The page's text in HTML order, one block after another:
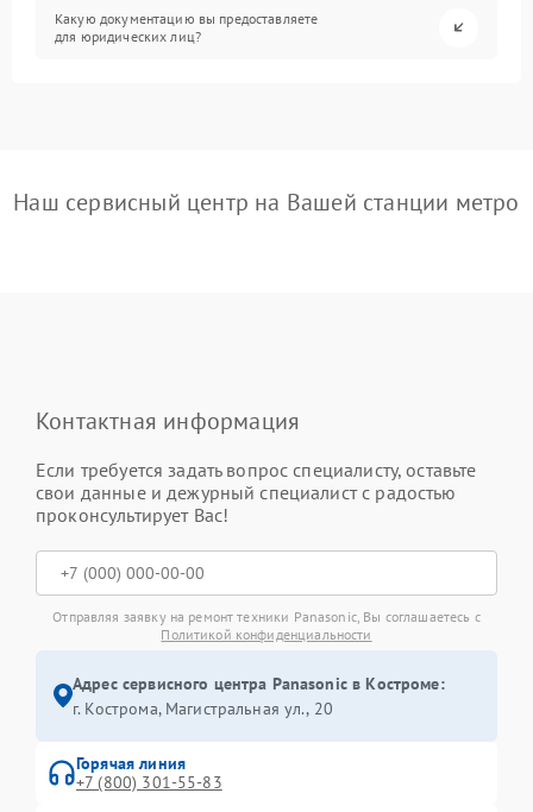
Какую документацию вы предоставляете
для юридических лиц?
Наш сервисный центр на Вашей станции метро
Контактная информация
Если требуется задать вопрос специалисту, оставьте
свои данные и дежурный специалист с радостью
проконсультирует Вас!
Отправляя заявку на ремонт техники Panasonic, Вы соглашаетесь с
Политикой конфиденциальности
Адрес сервисного центра Panasonic в Костроме:
г. Кострома, Магистральная ул., 20
Горячая линия
+7 (800) 301-55-83